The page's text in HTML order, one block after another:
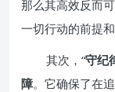
那么其高效反而
一切行动的前提和
其次，“守纪
障。它确保了在